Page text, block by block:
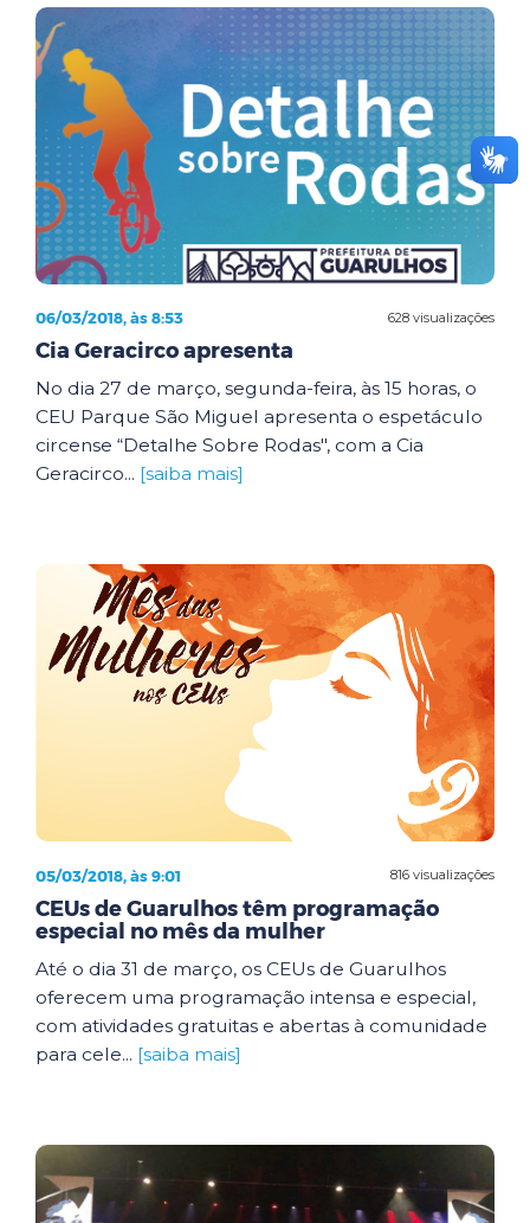
628 visualizações
06/03/2018, às 8:53
Cia Geracirco apresenta
No dia 27 de março, segunda-feira, às 15 horas, o
CEU Parque São Miguel apresenta o espetáculo
circense “Detalhe Sobre Rodas", com a Cia
Geracirco... [saiba mais]
816 visualizações
05/03/2018, às 9:01
CEUs de Guarulhos têm programação
especial no mês da mulher
Até o dia 31 de março, os CEUs de Guarulhos
oferecem uma programação intensa e especial,
com atividades gratuitas e abertas à comunidade
para cele... [saiba mais]